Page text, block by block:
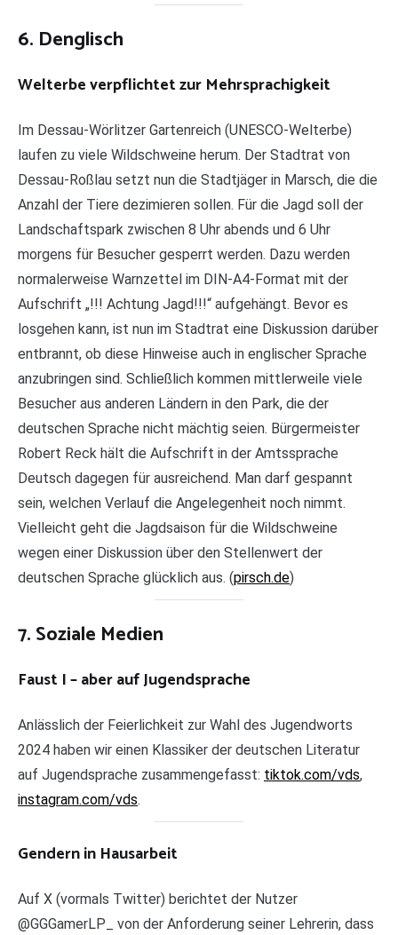
6. Denglisch
Welterbe verpflichtet zur Mehrsprachigkeit
Im Dessau-Wörlitzer Gartenreich (UNESCO-Welterbe)
laufen zu viele Wildschweine herum. Der Stadtrat von
Dessau-Roßlau setzt nun die Stadtjäger in Marsch, die die
Anzahl der Tiere dezimieren sollen. Für die Jagd soll der
Landschaftspark zwischen 8 Uhr abends und 6 Uhr
morgens für Besucher gesperrt werden. Dazu werden
normalerweise Warnzettel im DIN-A4-Format mit der
Aufschrift „!!! Achtung Jagd!!!“ aufgehängt. Bevor es
losgehen kann, ist nun im Stadtrat eine Diskussion darüber
entbrannt, ob diese Hinweise auch in englischer Sprache
anzubringen sind. Schließlich kommen mittlerweile viele
Besucher aus anderen Ländern in den Park, die der
deutschen Sprache nicht mächtig seien. Bürgermeister
Robert Reck hält die Aufschrift in der Amtssprache
Deutsch dagegen für ausreichend. Man darf gespannt
sein, welchen Verlauf die Angelegenheit noch nimmt.
Vielleicht geht die Jagdsaison für die Wildschweine
wegen einer Diskussion über den Stellenwert der
deutschen Sprache glücklich aus. (pirsch.de)
7. Soziale Medien
Faust I – aber auf Jugendsprache
Anlässlich der Feierlichkeit zur Wahl des Jugendworts
2024 haben wir einen Klassiker der deutschen Literatur
auf Jugendsprache zusammengefasst: tiktok.com/vds,
instagram.com/vds.
Gendern in Hausarbeit
Auf X (vormals Twitter) berichtet der Nutzer
@GGGamerLP_ von der Anforderung seiner Lehrerin, dass